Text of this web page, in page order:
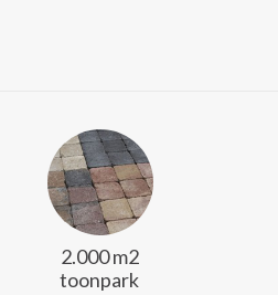
2.000 m2
toonpark